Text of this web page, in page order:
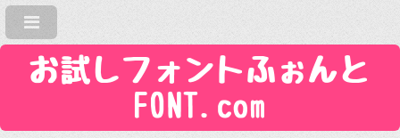
お試しフォントふぉんと
FONT.com